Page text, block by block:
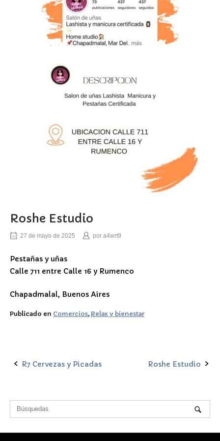
Roshe Estudio
27 de mayo de 2025 por a4wrt9
Pestañas y uñas
Calle 711 entre Calle 16 y Rumenco
Chapadmalal, Buenos Aires
Publicado en Comercios, Relax y bienestar
Navegación
la
R7 Cervezas y Picadas Roshe Estudio